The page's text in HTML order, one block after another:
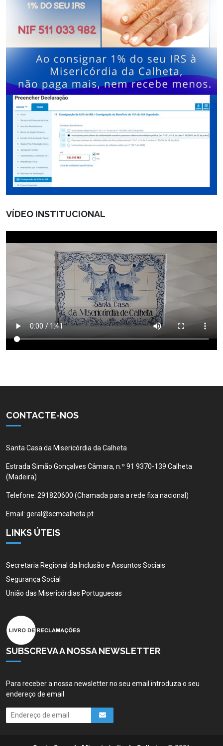
VÍDEO INSTITUCIONAL
CONTACTE-NOS
Santa Casa da Misericórdia da Calheta
Estrada Simão Gonçalves Câmara, n.º 91 9370-139 Calheta
(Madeira)
Telefone: 291820600 (Chamada para a rede fixa nacional)
Email: geral@scmcalheta.pt
LINKS ÚTEIS
Secretaria Regional da Inclusão e Assuntos Sociais
Segurança Social
União das Misericórdias Portuguesas
SUBSCREVA A NOSSA NEWSLETTER
Para receber a nossa newsletter no seu email introduza o seu
endereço de email